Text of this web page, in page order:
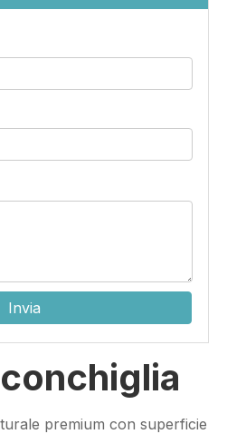
Invia
premium con superficie